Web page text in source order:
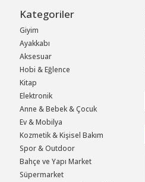
Kategoriler
Giyim
Ayakkabı
Aksesuar
Hobi & Eğlence
Kitap
Elektronik
Anne & Bebek & Çocuk
Ev & Mobilya
Kozmetik & Kişisel Bakım
Spor & Outdoor
Bahçe ve Yapı Market
Süpermarket